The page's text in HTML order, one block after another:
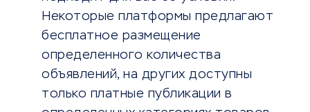
Некоторые платформы предлагают
бесплатное размещение
определенного количества
объявлений, на других доступны
только платные публикации в